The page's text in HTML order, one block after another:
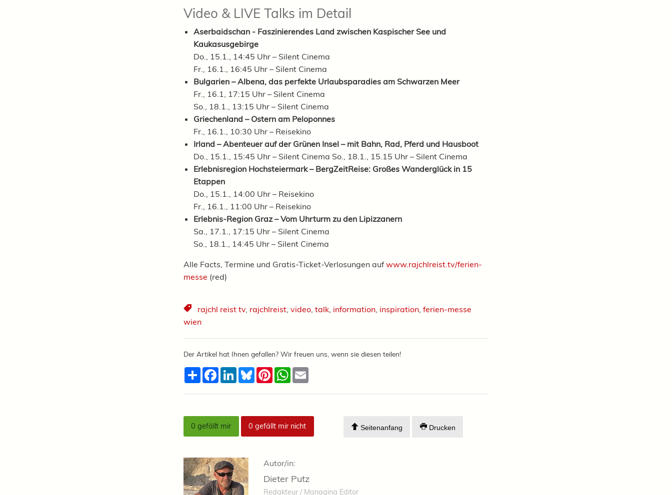
Video & LIVE Talks im Detail
Aserbaidschan - Faszinierendes Land zwischen Kaspischer See und
Kaukasusgebirge
Do., 15.1., 14:45 Uhr – Silent Cinema
Fr., 16.1., 16:45 Uhr – Silent Cinema
Bulgarien – Albena, das perfekte Urlaubsparadies am Schwarzen Meer
Fr., 16.1, 17:15 Uhr – Silent Cinema
So., 18.1., 13:15 Uhr – Silent Cinema
Griechenland – Ostern am Peloponnes
Fr., 16.1., 10:30 Uhr – Reisekino
Irland – Abenteuer auf der Grünen Insel – mit Bahn, Rad, Pferd und Hausboot
Do., 15.1., 15:45 Uhr – Silent Cinema So., 18.1., 15.15 Uhr – Silent Cinema
Erlebnisregion Hochsteiermark – BergZeitReise: Großes Wanderglück in 15
Etappen
Do., 15.1., 14:00 Uhr – Reisekino
Fr., 16.1., 11:00 Uhr – Reisekino
Erlebnis-Region Graz – Vom Uhrturm zu den Lipizzanern
Sa., 17.1., 17:15 Uhr – Silent Cinema
So., 18.1., 14:45 Uhr – Silent Cinema
Alle Facts, Termine und Gratis-Ticket-Verlosungen aufwww.rajchlreist.tv/ferien-
messe (red)
rajchl reist tv, rajchlreist, video, talk, information, inspiration, ferien-messe
wien
Der Artikel hat Ihnen gefallen? Wir freuen uns, wenn sie diesen teilen!
TeilenFacebook
LinkedInBlueskyPinterestWhatsApp
0 gefällt mir 0 gefällt mir nicht Seitenanfang Drucken
Autor/in:
Dieter Putz
Redakteur / Managing Editor